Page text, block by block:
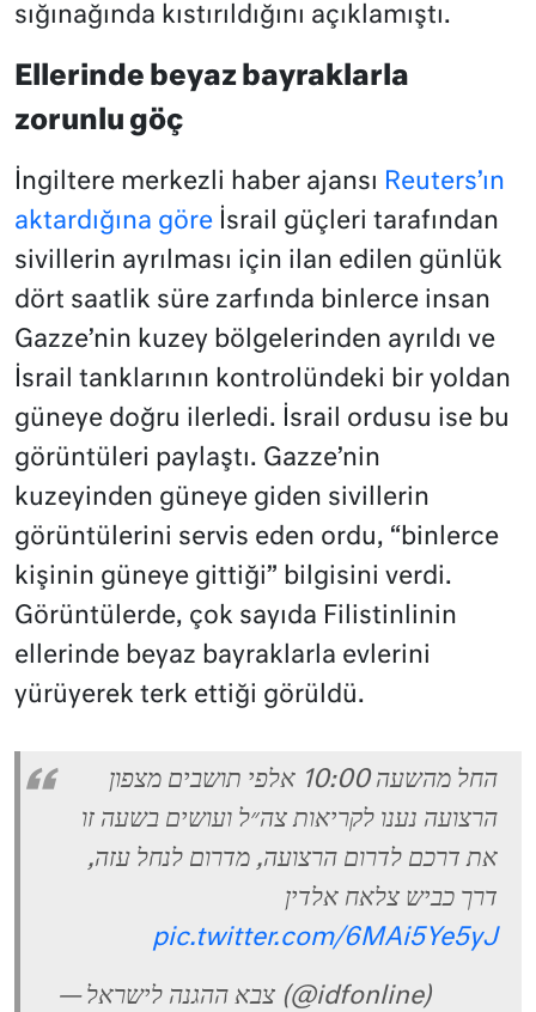
sığınağında kıstırıldığını açıklamıştı.
Ellerinde beyaz bayraklarla
zorunlu göç
İngiltere merkezli haber ajansı Reuters’ın
aktardığına göre İsrail güçleri tarafından
sivillerin ayrılması için ilan edilen günlük
dört saatlik süre zarfında binlerce insan
Gazze’nin kuzey bölgelerinden ayrıldı ve
İsrail tanklarının kontrolündeki bir yoldan
güneye doğru ilerledi. İsrail ordusu ise bu
görüntüleri paylaştı. Gazze’nin
kuzeyinden güneye giden sivillerin
görüntülerini servis eden ordu, “binlerce
kişinin güneye gittiği” bilgisini verdi.
Görüntülerde, çok sayıda Filistinlinin
ellerinde beyaz bayraklarla evlerini
yürüyerek terk ettiği görüldü.
החל מהשעה 10:00 אלפי תושבים מצפון
הרצועה נענו לקריאות צה״ל ועושים בשעה זו
את דרכם לדרום הרצועה, מדרום לנחל עזה,
דרך כביש צלאח אלדין
pic.twitter.com/6MAi5Ye5yJ
— צבא ההגנה לישראל (@idfonline)